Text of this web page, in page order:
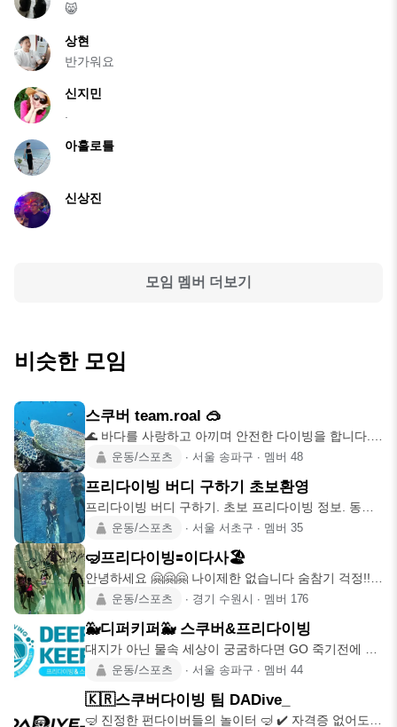
😸
상현
반가워요
신지민
아홀로틀
신상진
모임 멤버 더보기
비슷한 모임
스쿠버 team.roal 🥽
🌊 바다를 사랑하고 아끼며 안전한 다이빙을 합니다.🫧
🥽장비를 활용하여
운동/스포츠 ∙ 서울 송파구 ∙ 멤버 48
프리다이빙 버디 구하기 초보환영
프리다이빙 버디 구하기. 초보 프리다이빙 정보. 동해
안 프리다이빙. 가평
운동/스포츠 ∙ 서울 서초구 ∙ 멤버 35
🤿프리다이빙🟰이다사🏖
안녕하세요 🤗🤗🤗 나이제한 없습니다 숨참기 걱정!!
노노 물공포증 걱정
운동/스포츠 ∙ 경기 수원시 ∙ 멤버 176
🐳디퍼키퍼🐳 스쿠버&프리다이빙
대지가 아닌 물속 세상이 궁굼하다면 GO 죽기전에 물
공포증을 떨쳐내보고
운동/스포츠 ∙ 서울 송파구 ∙ 멤버 44
🇰🇷스쿠버다이빙 팀 DADive_
🤿 진정한 펀다이버들의 놀이터 🤿 ✔️ 자격증 없어도